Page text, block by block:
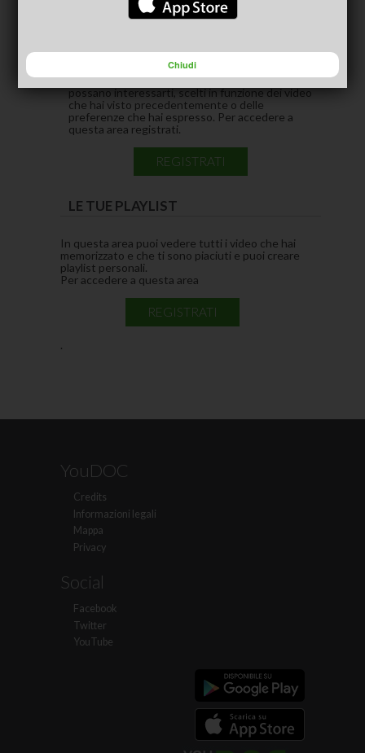
In questa area puoi vedere i video che pensiamo
possano interessarti, scelti in funzione dei video
che hai visto precedentemente o delle
preferenze che hai espresso. Per accedere a
questa area registrati.
REGISTRATI
LE TUE PLAYLIST
In questa area puoi vedere tutti i video che hai
memorizzato e che ti sono piaciuti e puoi creare
playlist personali.
Per accedere a questa area
REGISTRATI
.
YouDOC
Credits
Informazioni legali
Mappa
Privacy
Social
Facebook
Twitter
YouTube
Chiudi